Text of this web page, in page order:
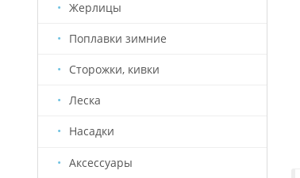
Жерлицы
Поплавки зимние
Сторожки, кивки
Леска
Насадки
Аксессуары
Скоро будет Артикул